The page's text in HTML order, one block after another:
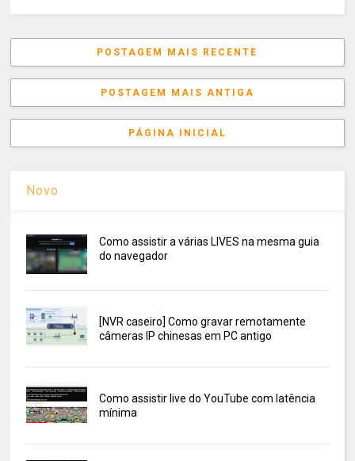
POSTAGEM MAIS RECENTE
POSTAGEM MAIS ANTIGA
PÁGINA INICIAL
Novo
Como assistir a várias LIVES na mesma guia
do navegador
[NVR caseiro] Como gravar remotamente
câmeras IP chinesas em PC antigo
Como assistir live do YouTube com latência
mínima